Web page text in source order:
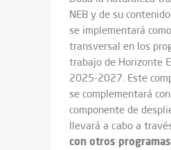
NEB y de su
se implementará
transversal en los
trabajo de Horizonte
2025-2027. Este
se complementará
componente de
llevará a cabo a
con otros programas